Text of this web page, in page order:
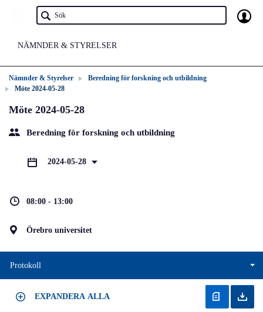
NÄMNDER & STYRELSER
Nämnder & Styrelser
Beredning för forskning och utbildning
Möte 2024-05-28
Möte 2024-05-28
Beredning för forskning och utbildning
2024-05-28
08:00 - 13:00
Örebro universitet
Protokoll
EXPANDERA ALLA